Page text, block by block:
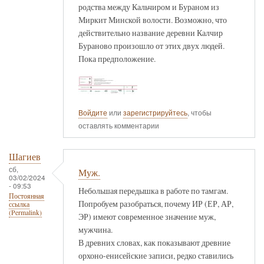
родства между Кальчиром и Бураном из
Миркит Минской волости. Возможно, что
действительно название деревни Калчир
Бураново произошло от этих двух людей.
Пока предположение.
Войдите или зарегистрируйтесь, чтобы
оставлять комментарии
Шагиев
сб,
03/02/2024
- 09:53
Постоянная
ссылка
(Permalink)
Муж.
Небольшая передышка в работе по тамгам.
Попробуем разобраться, почему ИР (ЕР, АР,
ЭР) имеют современное значение муж,
мужчина.
В древних словах, как показывают древние
орхоно-енисейские записи, редко ставились